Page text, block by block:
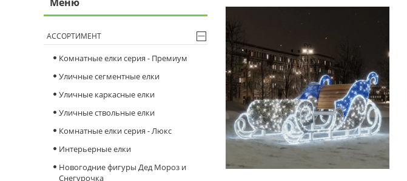
АССОРТИМЕНТ
Комнатные елки серия - Премиум
Уличные сегментные елки
Уличные каркасные елки
Уличные ствольные елки
Комнатные елки серия - Люкс
Интерьерные елки
Новогодние фигуры Дед Мороз и
Снегурочка